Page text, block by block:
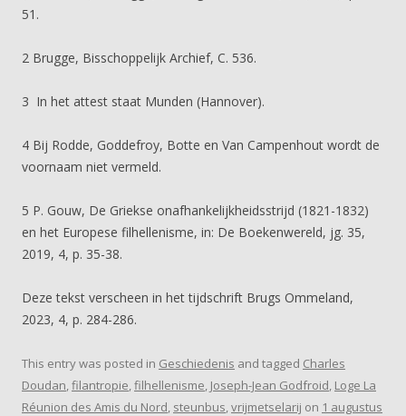
51.
2 Brugge, Bisschoppelijk Archief, C. 536.
3 In het attest staat Munden (Hannover).
4 Bij Rodde, Goddefroy, Botte en Van Campenhout wordt de
voornaam niet vermeld.
5 P. Gouw, De Griekse onafhankelijkheidsstrijd (1821-1832)
en het Europese filhellenisme, in: De Boekenwereld, jg. 35,
2019, 4, p. 35-38.
Deze tekst verscheen in het tijdschrift Brugs Ommeland,
2023, 4, p. 284-286.
This entry was posted in Geschiedenis and tagged Charles
Doudan,filantropie,filhellenisme, Joseph-Jean Godfroid, Loge La
Réunion des Amis du Nord, steunbus,vrijmetselarij on 1 augustus